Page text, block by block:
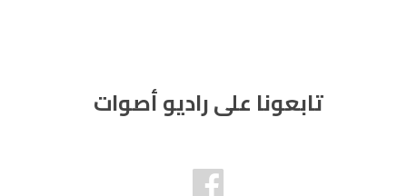
تابعونا على راديو أصوات